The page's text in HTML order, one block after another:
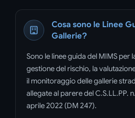
Cosa sono le Linee
Gallerie?
Sono le linee guida del MIMS per
gestione del rischio, la
il monitoraggio delle gallerie
allegate al parere del C.S.LL.PP.
aprile 2022 (DM 247).